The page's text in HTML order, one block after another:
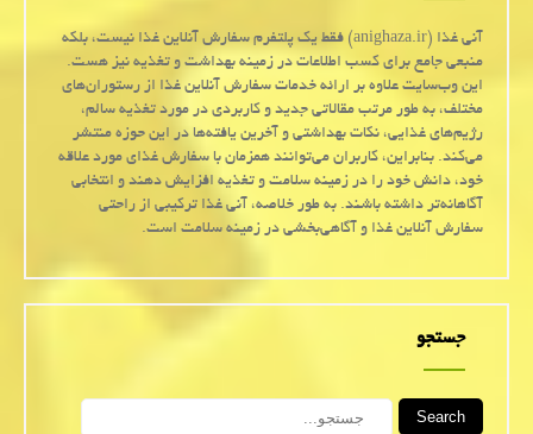
آنی غذا (anighaza.ir) فقط یک پلتفرم سفارش آنلاین غذا نیست، بلکه
منبعی جامع برای کسب اطلاعات در زمینه بهداشت و تغذیه نیز هست.
این وب‌سایت علاوه بر ارائه خدمات سفارش آنلاین غذا از رستوران‌های
مختلف، به طور مرتب مقالاتی جدید و کاربردی در مورد تغذیه سالم،
رژیم‌های غذایی، نکات بهداشتی و آخرین یافته‌ها در این حوزه منتشر
می‌کند. بنابراین، کاربران می‌توانند همزمان با سفارش غذای مورد علاقه
خود، دانش خود را در زمینه سلامت و تغذیه افزایش دهند و انتخابی
آگاهانه‌تر داشته باشند. به طور خلاصه، آنی غذا ترکیبی از راحتی
سفارش آنلاین غذا و آگاهی‌بخشی در زمینه سلامت است.
جستجو
Search